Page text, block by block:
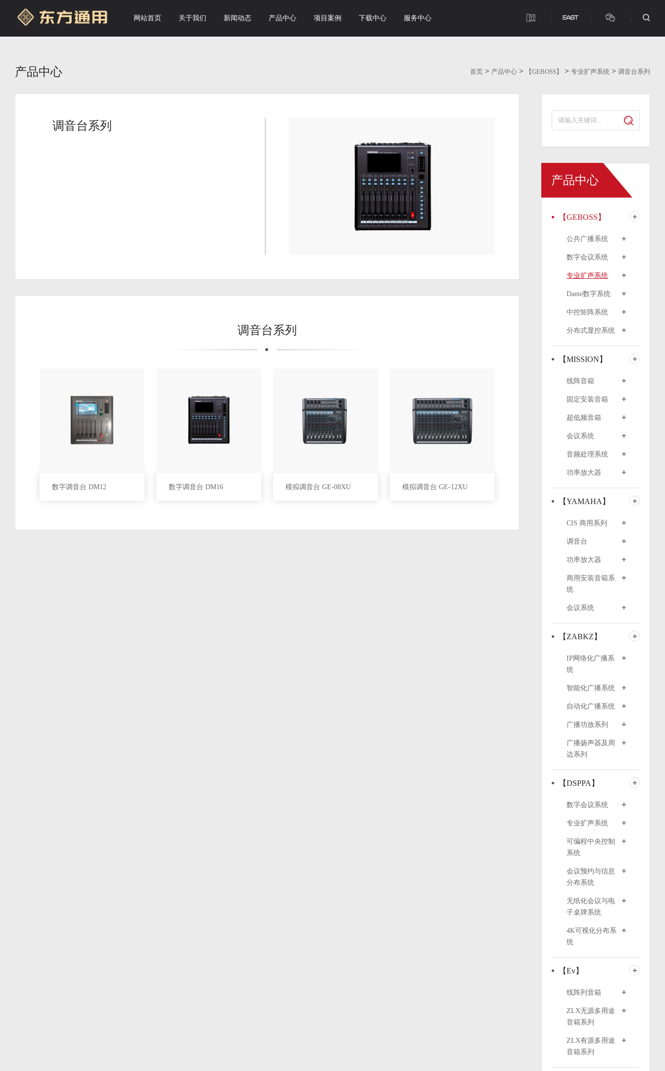
网站首页 关于我们 新闻动态 产品中心 项目案例 下载中心 服务中心
产品中心 首页 > 产品中心 > 【GEBOSS】 > 专业扩声系统 > 调音台系列
调音台系列
调音台系列
数字调音台 DM12 数字调音台 DM16 模拟调音台 GE-08XU 模拟调音台 GE-12XU
产品中心
【GEBOSS】
公共广播系统
数字会议系统
专业扩声系统
Dante数字系统
中控矩阵系统
分布式显控系统
【MISSION】
线阵音箱
固定安装音箱
超低频音箱
会议系统
音频处理系统
功率放大器
【YAMAHA】
CIS 商用系列
调音台
功率放大器
商用安装音箱系
统
会议系统
【ZABKZ】
IP网络化广播系
统
智能化广播系统
自动化广播系统
广播功放系列
广播扬声器及周
边系列
【DSPPA】
数字会议系统
专业扩声系统
可编程中央控制
系统
会议预约与信息
分布系统
无纸化会议与电
子桌牌系统
4K可视化分布系
统
【Ev】
线阵列音箱
ZLX无源多用途
音箱系列
ZLX有源多用途
音箱系列